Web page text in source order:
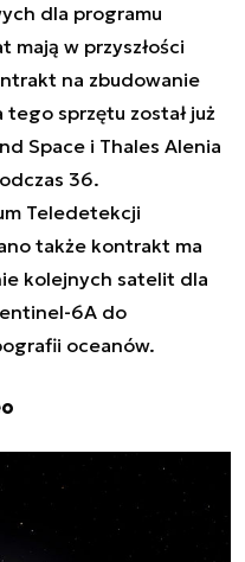
dla programu
mają w przyszłości
na zbudowanie
sprzętu został już
Space i Thales Alenia
36.
Teledetekcji
także kontrakt ma
kolejnych satelit dla
6A do
oceanów.